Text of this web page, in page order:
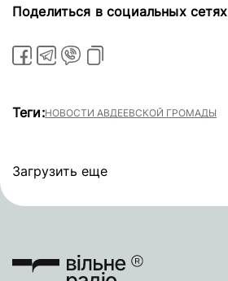
Поделиться в социальных сетях
Теги:НОВОСТИ АВДЕЕВСКОЙ ГРОМАДЫ
Загрузить еще